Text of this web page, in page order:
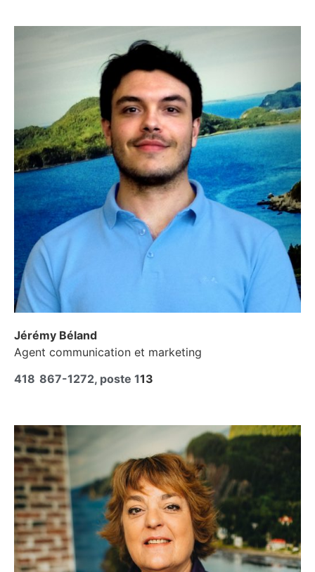
Jérémy Béland
Agent communication et marketing
418 867-1272, poste 113